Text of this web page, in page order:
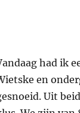
had ik
en
Uit